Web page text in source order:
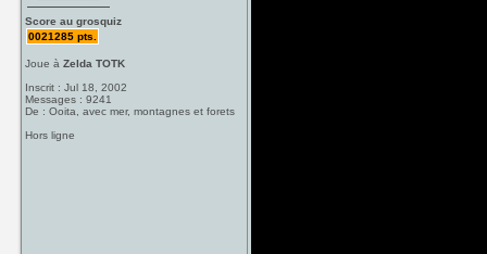
Score au grosquiz
0021285 pts.
Joue àZelda TOTK
Inscrit : Jul 18, 2002
Messages : 9241
De : Ooita, avec mer, montagnes et forets
Hors ligne